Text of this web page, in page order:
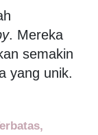
. Mereka
semakin
yang unik.